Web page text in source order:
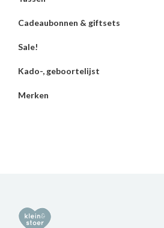
Cadeaubonnen & giftsets
Sale!
Kado-, geboortelijst
Merken